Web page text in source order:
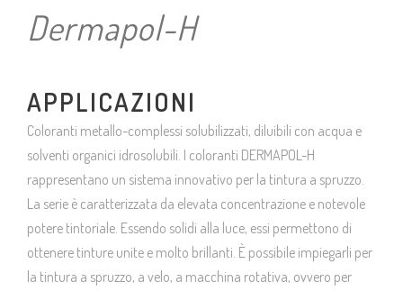
Dermapol-H
APPLICAZIONI
Coloranti metallo-complessi solubilizzati, diluibili con acqua e
solventi organici idrosolubili. I coloranti DERMAPOL-H
rappresentano un sistema innovativo per la tintura a spruzzo.
La serie è caratterizzata da elevata concentrazione e notevole
potere tintoriale. Essendo solidi alla luce, essi permettono di
ottenere tinture unite e molto brillanti. È possibile impiegarli per
la tintura a spruzzo, a velo, a macchina rotativa, ovvero per